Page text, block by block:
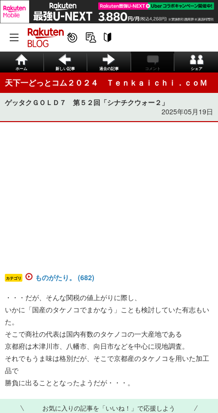
ホーム 新しい記事 過去の記事 コメント シェア
天下一どっとコム２０２４ Ｔｅｎｋａｉｃｈｉ．ｃｏＭ
ゲッタクＧＯＬＤ７ 第５２回「シナチクウォー２」
2025年05月19日
カテゴリ ものがたり。 (682)
・・・だが、そんな関税の値上がりに際し、
いかに「国産のタケノコでまかなう」ことも検討していた有志もい
た。
そこで商社の代表は国内有数のタケノコの一大産地である
京都府は木津川市、八幡市、向日市などを中心に現地調査。
それでもうま味は格別だが、そこで京都産のタケノコを用いた加工
品で
勝負に出ることとなったようだが・・・。
お気に入りの記事を「いいね！」で応援しよう